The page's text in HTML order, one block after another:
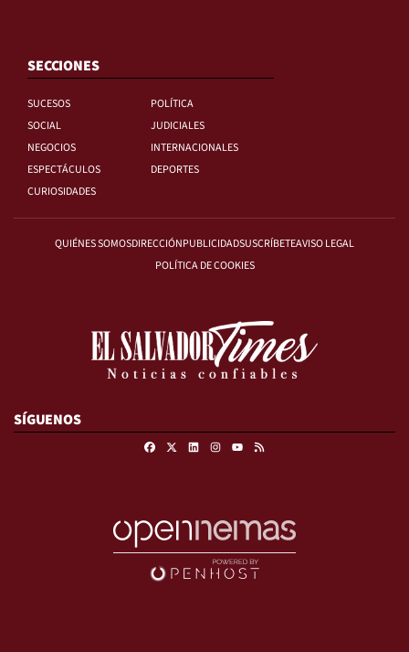
SECCIONES
SUCESOS
POLÍTICA
SOCIAL
JUDICIALES
NEGOCIOS
INTERNACIONALES
ESPECTÁCULOS
DEPORTES
CURIOSIDADES
QUIÉNES SOMOSDIRECCIÓNPUBLICIDADSUSCRÍBETEAVISO LEGAL
POLÍTICA DE COOKIES
SÍGUENOS
FacebookLinkedinInstagram